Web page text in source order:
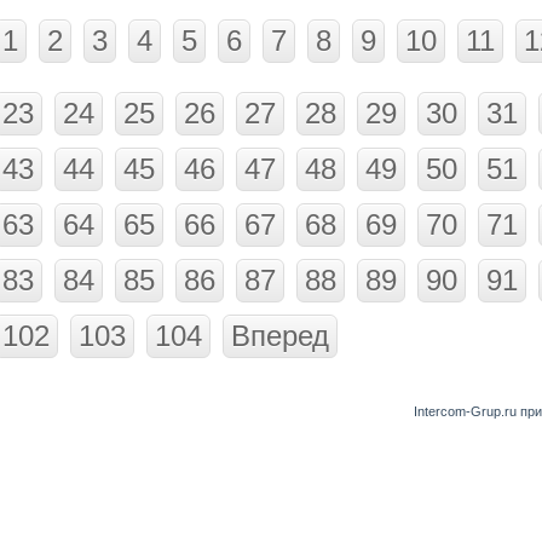
1 2 3 4 5 6 7 8 9 10 11
23 24 25 26 27 28 29 30
31
43
44 45 46 47 48 49 50
51
63
64 65 66 67 68 69 70
71
83
84 85 86 87 88 89 90
91
102
103 104 Вперед
Intercom-Grup.ru